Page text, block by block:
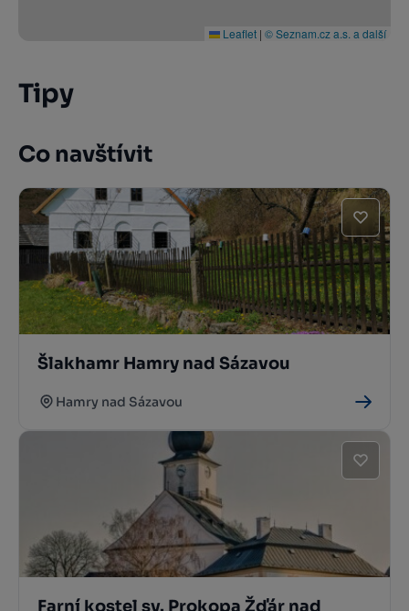
Leaflet | © Seznam.cz a.s. a další
Tipy
Co navštívit
Šlakhamr Hamry nad Sázavou
Hamry nad Sázavou
Farní kostel sv. Prokopa Žďár nad